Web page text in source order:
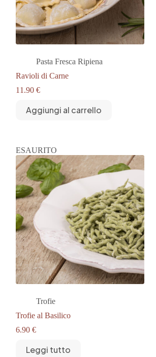
Pasta Fresca Ripiena
Ravioli di Carne
11.90 €
Aggiungi al carrello
ESAURITO
Trofie
Trofie al Basilico
6.90 €
Leggi tutto